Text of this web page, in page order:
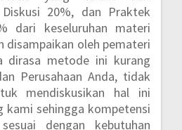
20%, dan Praktek
dari keseluruhan materi
disampaikan oleh pemateri
metode ini kurang
Perusahaan Anda, tidak
mendiskusikan hal ini
kami sehingga kompetensi
dengan kebutuhan